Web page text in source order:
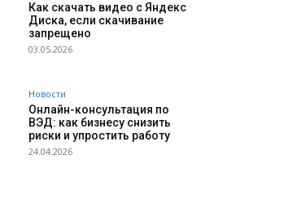
Как скачать видео с Яндекс
Диска, если скачивание
запрещено
03.05.2026
Новости
Онлайн-консультация по
ВЭД: как бизнесу снизить
риски и упростить работу
24.04.2026